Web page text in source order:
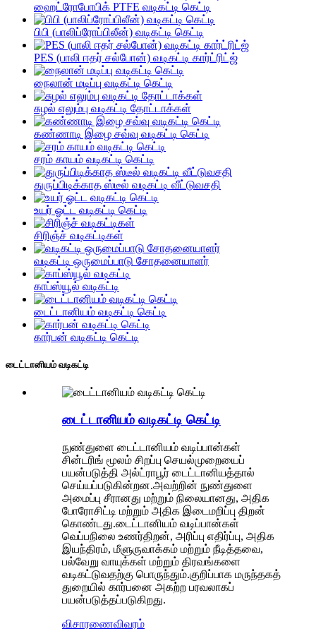
ஹைட்ரோபோபிக் PTFE வடிகட்டி கெட்டி
பிபி (பாலிப்ரோப்பிலீன்) வடிகட்டி கெட்டி
PES (பாலி ஈதர் சல்போன்) வடிகட்டி கார்ட்ரிட்ஜ்
நைலான் மடிப்பு வடிகட்டி கெட்டி
சுழல் எலும்பு வடிகட்டி தோட்டாக்கள்
கண்ணாடி இழை சவ்வு வடிகட்டி கெட்டி
சரம் காயம் வடிகட்டி கெட்டி
துருப்பிடிக்காத ஸ்டீல் வடிகட்டி வீட்டுவசதி
உயர் ஓட்ட வடிகட்டி கெட்டி
சிரிஞ்ச் வடிகட்டிகள்
வடிகட்டி ஒருமைப்பாடு சோதனையாளர்
காப்ஸ்யூல் வடிகட்டி
டைட்டானியம் வடிகட்டி கெட்டி
கார்பன் வடிகட்டி கெட்டி
டைட்டானியம் வடிகட்டி
டைட்டானியம் வடிகட்டி கெட்டி
நுண்துளை டைட்டானியம் வடிப்பான்கள்
சின்டரிங் மூலம் சிறப்பு செயல்முறையைப்
பயன்படுத்தி அல்ட்ராபூர் டைட்டானியத்தால்
செய்யப்படுகின்றன.அவற்றின் நுண்துளை
அமைப்பு சீரானது மற்றும் நிலையானது, அதிக
போரோசிட்டி மற்றும் அதிக இடைமறிப்பு திறன்
கொண்டது.டைட்டானியம் வடிப்பான்கள்
வெப்பநிலை உணர்திறன், அரிப்பு எதிர்ப்பு, அதிக
இயந்திரம், மீளுருவாக்கம் மற்றும் நீடித்தவை,
பல்வேறு வாயுக்கள் மற்றும் திரவங்களை
வடிகட்டுவதற்கு பொருந்தும்.குறிப்பாக மருந்தகத்
துறையில் கார்பனை அகற்ற பரவலாகப்
பயன்படுத்தப்படுகிறது.
விசாரணைவிவரம்